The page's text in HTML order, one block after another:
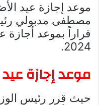
موعد إجازة عيد
مصطفى مدبولي
قراراً بموعد أجازة
2024.
موعد إجازة
حيث قرر رئيس